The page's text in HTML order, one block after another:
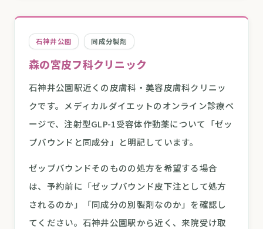
石神井公園 同成分製剤
森の宮皮フ科クリニック
石神井公園駅近くの皮膚科・美容皮膚科クリニッ
クです。メディカルダイエットのオンライン診療ペ
ージで、注射型GLP-1受容体作動薬について「ゼッ
プバウンドと同成分」と明記しています。
ゼップバウンドそのものの処方を希望する場合
は、予約前に「ゼップバウンド皮下注として処方
されるのか」「同成分の別製剤なのか」を確認し
てください。石神井公園駅から近く、来院受け取